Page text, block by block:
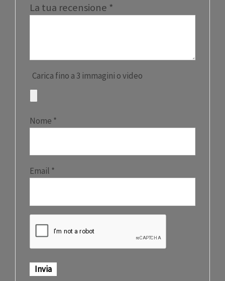
La tua recensione *
Carica fino a 3 immagini o video
Nome *
Email *